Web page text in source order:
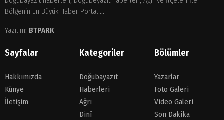
Bölgenin En Büyük Haber Portalı...
Yazılım: BTPARK
Sayfalar
Hakkımızda
Künye
İletişim
Kategoriler
Doğubayazıt
Haberleri
Ağrı
Dinî
Bölümler
Yazarlar
Foto Galeri
Video Galeri
Son Dakika